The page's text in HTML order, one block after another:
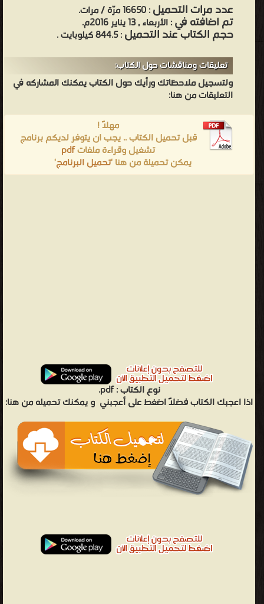
عدد مرات التحميل: 16650 مرّة / مرات.
تم اضافته في: الأربعاء , 13 يناير 2016م.
حجم الكتاب عند التحميل: 844.5 كيلوبايت .
تعليقات ومناقشات حول الكتاب:
ولتسجيل ملاحظاتك ورأيك حول الكتاب يمكنك المشاركه في
التعليقات من هنا:
مهلاً !
قبل تحميل الكتاب .. يجب ان يتوفر لديكم برنامج
تشغيل وقراءة ملفاتpdf
يمكن تحميلة من هنا 'تحميل البرنامج'
نوع الكتاب :pdf.
اذا اعجبك الكتاب فضلاً اضغط على أعجبني و يمكنك تحميله من هنا: